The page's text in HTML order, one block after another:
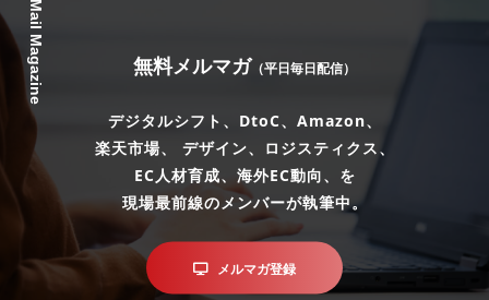
Mail Magazine 無料メルマガ （平日毎日配信）
デジタルシフト、DtoC、Amazon、
楽天市場、 デザイン、ロジスティクス、
EC人材育成、海外EC動向、を
現場最前線のメンバーが執筆中。
メルマガ登録